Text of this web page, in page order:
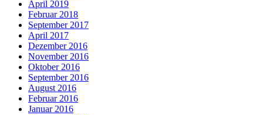
April 2019
Februar 2018
September 2017
April 2017
Dezember 2016
November 2016
Oktober 2016
September 2016
August 2016
Februar 2016
Januar 2016